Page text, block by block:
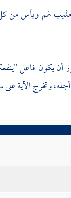
تعذيب لهم ويأس
يكون فاعل
وتخرج الآية على